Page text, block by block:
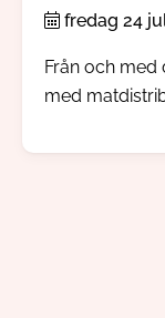
fredag 24
Från och med
med
redan i